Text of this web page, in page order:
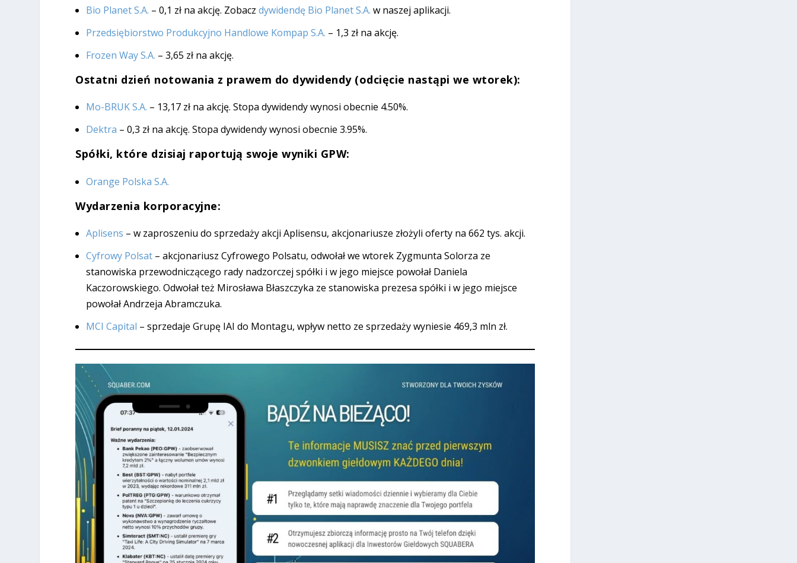
Bio Planet S.A. – 0,1 zł na akcję. Zobaczdywidendę Bio Planet S.A. w naszej aplikacji.
Przedsiębiorstwo Produkcyjno Handlowe Kompap S.A. – 1,3 zł na akcję.
Frozen Way S.A. – 3,65 zł na akcję.
Ostatni dzień notowania z prawem do dywidendy (odcięcie nastąpi we wtorek):
Mo-BRUK S.A. – 13,17 zł na akcję. Stopa dywidendy wynosi obecnie 4.50%.
Dektra – 0,3 zł na akcję. Stopa dywidendy wynosi obecnie 3.95%.
Spółki, które dzisiaj raportują swoje wyniki GPW:
Orange Polska S.A.
Wydarzenia korporacyjne:
Aplisens – w zaproszeniu do sprzedaży akcji Aplisensu, akcjonariusze złożyli oferty na 662 tys. akcji.
Cyfrowy Polsat – akcjonariusz Cyfrowego Polsatu, odwołał we wtorek Zygmunta Solorza ze
stanowiska przewodniczącego rady nadzorczej spółki i w jego miejsce powołał Daniela
Kaczorowskiego. Odwołał też Mirosława Błaszczyka ze stanowiska prezesa spółki i w jego miejsce
powołał Andrzeja Abramczuka.
MCI Capital – sprzedaje Grupę IAI do Montagu, wpływ netto ze sprzedaży wyniesie 469,3 mln zł.